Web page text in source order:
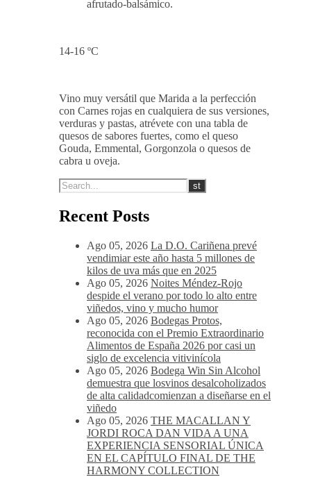
afrutado-balsámico.
14-16 ºC
Vino muy versátil que Marida a la perfección
con Carnes rojas en cualquiera de sus versiones,
verduras y pastas, atrévete con una tabla de
quesos de sabores fuertes, como el queso
Gouda, Emmental, Gorgonzola o quesos de
cabra u oveja.
Recent Posts
Ago 05, 2026 La D.O. Cariñena prevé
vendimiar este año hasta 5 millones de
kilos de uva más que en 2025
Ago 05, 2026 Noites Méndez-Rojo
despide el verano por todo lo alto entre
viñedos, vino y mucho humor
Ago 05, 2026 Bodegas Protos,
reconocida con el Premio Extraordinario
Alimentos de España 2026 por casi un
siglo de excelencia vitivinícola
Ago 05, 2026 Bodega Win Sin Alcohol
demuestra que losvinos desalcoholizados
de alta calidadcomienzan a diseñarse en el
viñedo
Ago 05, 2026 THE MACALLAN Y
JORDI ROCA DAN VIDA A UNA
EXPERIENCIA SENSORIAL ÚNICA
EN EL CAPÍTULO FINAL DE THE
HARMONY COLLECTION